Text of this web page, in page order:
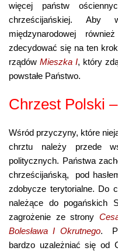
więcej państw
chrześcijańskiej.
międzynarodowej
zdecydować się na ten
rządów Mieszka I, który
powstałe Państwo.
Chrzest Polski
Wśród przyczyny, które
chrztu należy przede
politycznych. Państwa
chrześcijańską, pod
zdobycze terytorialne. Do
należące do pogańskich
zagrożenie ze strony
Bolesława I Okrutnego.
bardzo uzależniać się od